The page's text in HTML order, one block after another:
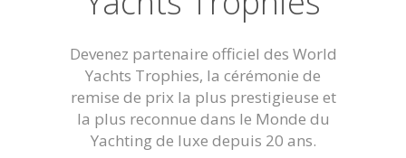
Devenez partenaire officiel des World
Yachts Trophies, la cérémonie de
remise de prix la plus prestigieuse et
la plus reconnue dans le Monde du
Yachting de luxe depuis 20 ans.